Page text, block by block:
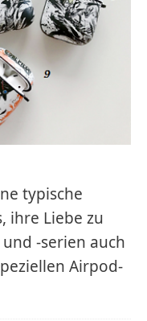
typische
ihre Liebe zu
-serien auch
Airpod-